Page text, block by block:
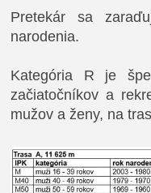
Pretekár sa
narodenia.
Kategória R je
začiatočníkov a
mužov a ženy, na